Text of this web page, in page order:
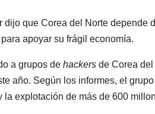
dijo que Corea del Norte depende
apoyar su frágil economía.
a grupos de hackers de Corea
año. Según los informes, el
la explotación de más de 600